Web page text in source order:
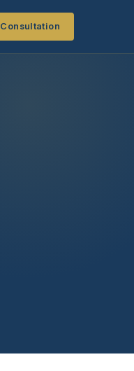
Consultation